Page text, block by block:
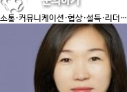
소통·커뮤니케이션·협상·설득·리더…